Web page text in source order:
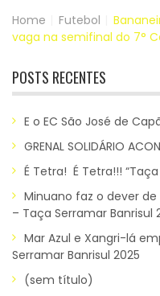
Home Futebol
vaga na semifinal do 7°
POSTS RECENTES
E o EC São José de
GRENAL SOLIDÁRIO
É Tetra! É Tetra!!!
Minuano faz o dever
– Taça Serramar Banrisul
Mar Azul e Xangri-lá
Serramar Banrisul 2025
(sem título)